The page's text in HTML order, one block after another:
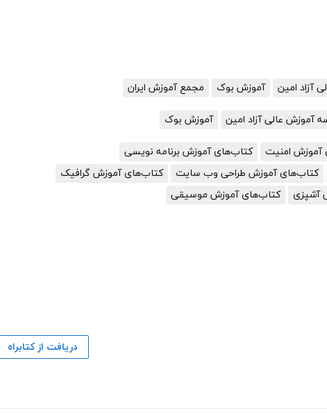
آزاد امین آموزش بوک مجمع آموزش ایران
آموزش عالی آزاد امین آموزش بوک
آموزش امنیت
کتاب‌های آموزش برنامه نویسی
کتاب‌های آموزش طراحی وب سایت
کتاب‌های آموزش گرافیک
آشپزی کتاب‌های آموزش موسیقی
دریافت از کتابراه